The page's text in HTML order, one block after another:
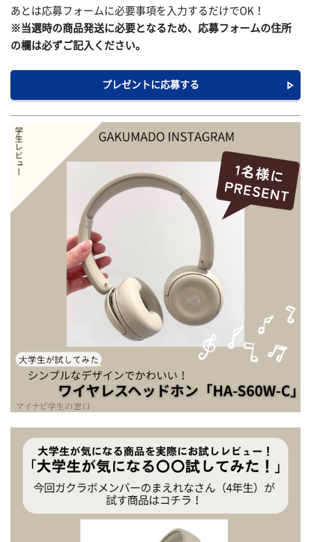
あとは応募フォームに必要事項を入力するだけでOK！
※当選時の商品発送に必要となるため、応募フォームの住所
の欄は必ずご記入ください。
プレゼントに応募する